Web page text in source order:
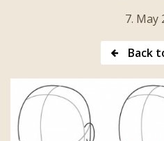
7. May
Back